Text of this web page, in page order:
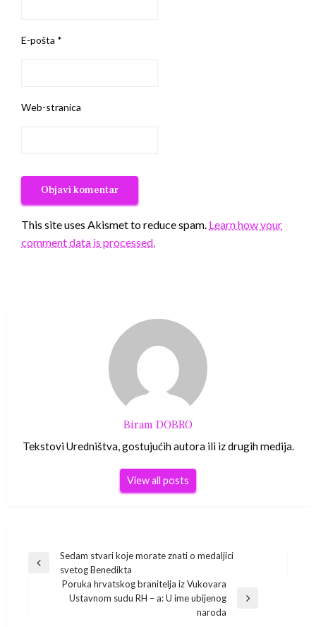
E-pošta *
Web-stranica
This site uses Akismet to reduce spam. Learn how your
comment data is processed.
Biram DOBRO
Tekstovi Uredništva, gostujućih autora ili iz drugih medija.
View all posts
Navigacija
objava
Previous
Sedam stvari koje morate znati o medaljici
svetog Benedikta
Poruka hrvatskog branitelja iz Vukovara
Ustavnom sudu RH – a: U ime ubijenog
naroda